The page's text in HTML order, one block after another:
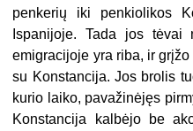
penkerių iki penkiolikos
Ispanijoje. Tada jos tėvai
emigracijoje yra riba, ir
su Konstancija. Jos brolis
kurio laiko, pavažinėjęs
Konstancija kalbėjo be